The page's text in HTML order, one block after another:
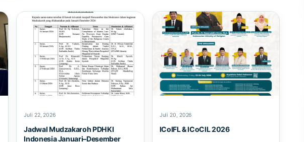
Juli 22, 2026
Jadwal Mudzakaroh PDHKI
Indonesia Januari–Desember
Juli 20, 2026
ICoIFL & ICoCIL 2026